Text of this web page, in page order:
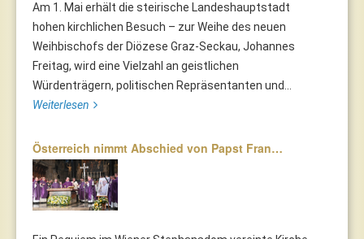
Am 1. Mai erhält die steirische Landeshauptstadt
hohen kirchlichen Besuch – zur Weihe des neuen
Weihbischofs der Diözese Graz-Seckau, Johannes
Freitag, wird eine Vielzahl an geistlichen
Würdenträgern, politischen Repräsentanten und...
Weiterlesen
Österreich nimmt Abschied von Papst Fran…